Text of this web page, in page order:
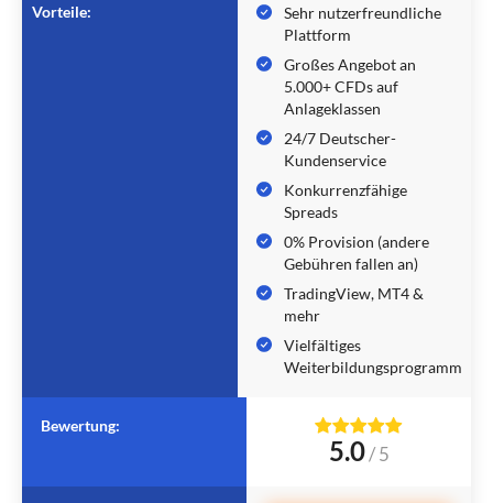
Vorteile:
Sehr nutzerfreundliche
Plattform
Großes Angebot an
5.000+ CFDs auf
Anlageklassen
24/7 Deutscher-
Kundenservice
Konkurrenzfähige
Spreads
0% Provision (andere
Gebühren fallen an)
TradingView, MT4 &
mehr
Vielfältiges
Weiterbildungsprogramm
Bewertung:
5.0/ 5